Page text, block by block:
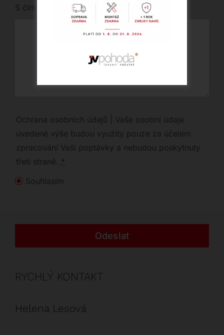
S čím vám můžeme pomoci?
Ochrana osobních údajů | Vaše osobní údaje
uvedené výše budou využity pouze za účelem
zpracování Vaší poptávky a nebudou poskytnuty
třetí straně. *
Souhlasím
Odeslat
RYCHLÝ KONTAKT
Helena Lesová